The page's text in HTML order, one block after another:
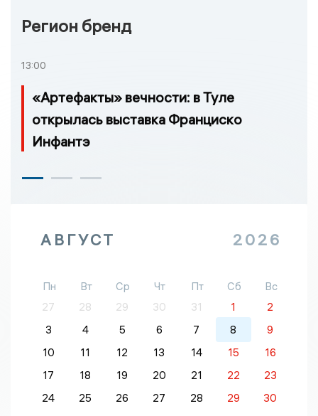
Регион бренд
13:00
«Артефакты» вечности: в Туле
открылась выставка Франциско
Инфантэ
АВГУСТ 2026
Пн Вт Ср Чт Пт Сб
Вс
27
28 29 30 31 1
2
3
4 5 6 7 8
9
10
11 12 13 14 15
16
17
18 19 20 21 22
23
24
25 26 27 28 29
30